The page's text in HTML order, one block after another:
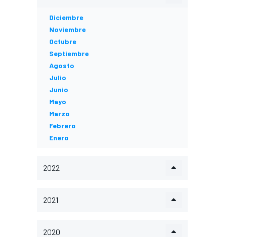
Diciembre
Noviembre
Octubre
Septiembre
Agosto
Julio
Junio
Mayo
Marzo
Febrero
Enero
2022
2021
2020